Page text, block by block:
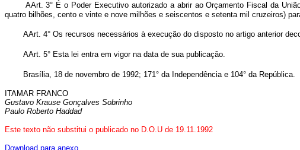
AArt. 3° É o Poder Executivo autorizado a abrir ao Orçamento Fiscal da
quatro bilhões, cento e vinte e nove milhões e seiscentos e setenta mil cruzeiros)
AArt. 4° Os recursos necessários à execução do disposto no artigo anterior
AArt. 5° Esta lei entra em vigor na data de sua publicação.
Brasília, 18 de novembro de 1992; 171° da Independência e 104° da República.
ITAMAR FRANCO
Gustavo Krause Gonçalves Sobrinho
Paulo Roberto Haddad
Este texto não substitui o publicado no D.O.U de 19.11.1992
Download para anexo